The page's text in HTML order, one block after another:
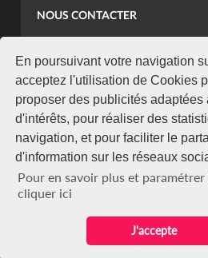
En poursuivant votre navigation
acceptez l'utilisation de Cookies
proposer des publicités adaptées
d'intérêts, pour réaliser des
navigation, et pour faciliter le
d'information sur les réseaux
Pour en savoir plus et paramétrer
cliquer ici
J'accepte
NOUS CONTACTER
koaci@yahoo.fr
+225 07 08 85 52 93
NEWSLETTER
Restez connecté via notre newsletter
S'abonner
Se désabonner